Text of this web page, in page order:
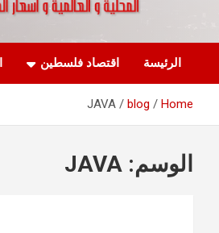
كواليس المال
الرئيسة اقتصاد فلسطين
Home
blog
JAVA
الوسم: JAVA